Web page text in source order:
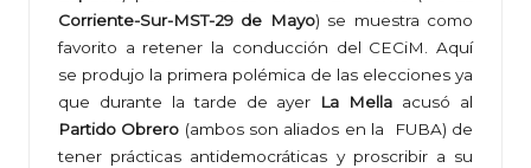
Corriente-Sur-MST-29 de Mayo) se muestra como
favorito a retener la conducción del CECiM. Aquí
se produjo la primera polémica de las elecciones ya
que durante la tarde de ayer
La Mella acusó al
Partido Obrero (ambos son aliados en la FUBA) de
tener prácticas antidemocráticas y proscribir a su